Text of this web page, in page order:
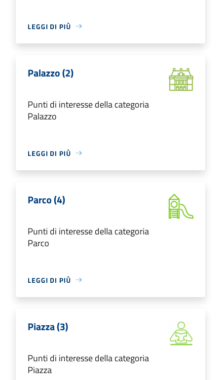
LEGGI DI PIÙ
Palazzo (2)
Punti di interesse della categoria
Palazzo
LEGGI DI PIÙ
Parco (4)
Punti di interesse della categoria
Parco
LEGGI DI PIÙ
Piazza (3)
Punti di interesse della categoria
Piazza